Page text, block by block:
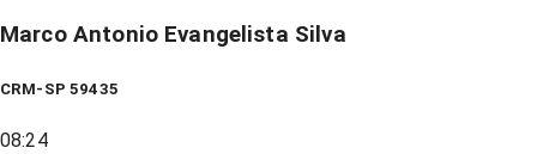
Marco Antonio Evangelista Silva
CRM-SP 59435
08:24